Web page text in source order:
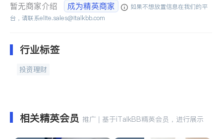
暂无商家介绍 成为精英商家
如果不想放置信息在我们的平
台，请联系elite.sales@italkbb.com
行业标签
投资理财
相关精英会员 推广 | 基于iTalkBB精英会员，进行展示